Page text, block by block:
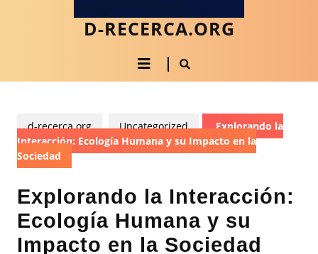
D-RECERCA.ORG
Botón
apertura
d-recerca.org Uncategorized
Explorando la
Interacción: Ecología Humana y su Impacto en la
Sociedad
Explorando la Interacción:
Ecología Humana y su
Impacto en la Sociedad